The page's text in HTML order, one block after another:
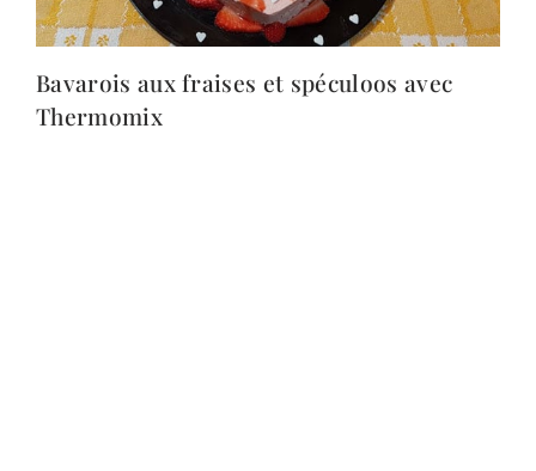
Bavarois aux fraises et spéculoos avec
Thermomix